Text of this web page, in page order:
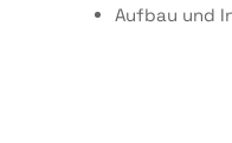
Aufbau und